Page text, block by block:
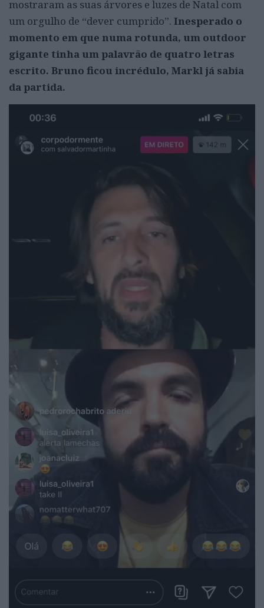
mostraram as suas árvores e luzes de Natal com
um orgulho de “dever cumprido”. Inesperado o
momento em que numa rotunda, um outdoor
gigante tinha um palavrão de quatro letras
escrito. Bruno ficou incrédulo, Markl já sabia
da partida.